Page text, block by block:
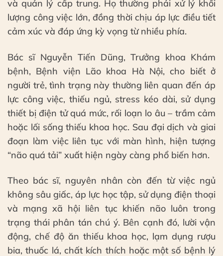
và quản lý cấp trung. Họ thường phải xử lý khối
lượng công việc lớn, đồng thời chịu áp lực điều tiết
cảm xúc và đáp ứng kỳ vọng từ nhiều phía.
Bác sĩ Nguyễn Tiến Dũng, Trưởng khoa Khám
bệnh, Bệnh viện Lão khoa Hà Nội, cho biết ở
người trẻ, tình trạng này thường liên quan đến áp
lực công việc, thiếu ngủ, stress kéo dài, sử dụng
thiết bị điện tử quá mức, rối loạn lo âu – trầm cảm
hoặc lối sống thiếu khoa học. Sau đại dịch và giai
đoạn làm việc liên tục với màn hình, hiện tượng
“não quá tải” xuất hiện ngày càng phổ biến hơn.
Theo bác sĩ, nguyên nhân còn đến từ việc ngủ
không sâu giấc, áp lực học tập, sử dụng điện thoại
và mạng xã hội liên tục khiến não luôn trong
trạng thái phân tán chú ý. Bên cạnh đó, lười vận
động, chế độ ăn thiếu khoa học, lạm dụng rượu
bia, thuốc lá, chất kích thích hoặc một số bệnh lý